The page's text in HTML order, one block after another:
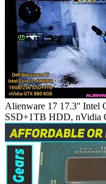
Alienware 17 17.3'' Intel
SSD+1TB HDD, nVidia